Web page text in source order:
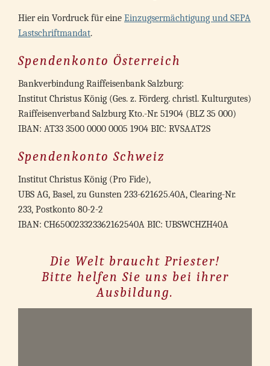
Hier ein Vordruck für eine Einzugsermächtigung und SEPA
Lastschriftmandat.
Spendenkonto Österreich
Bankverbindung Raiffeisenbank Salzburg:
Institut Christus König (Ges. z. Förderg. christl. Kulturgutes)
Raiffeisenverband Salzburg Kto.-Nr. 51904 (BLZ 35 000)
IBAN: AT33 3500 0000 0005 1904 BIC: RVSAAT2S
Spendenkonto Schweiz
Institut Christus König (Pro Fide),
UBS AG, Basel, zu Gunsten 233-621625.40A, Clearing-Nr.
233, Postkonto 80-2-2
IBAN: CH650023323362162540A BIC: UBSWCHZH40A
Die Welt braucht Priester!
Bitte helfen Sie uns bei ihrer
Ausbildung.